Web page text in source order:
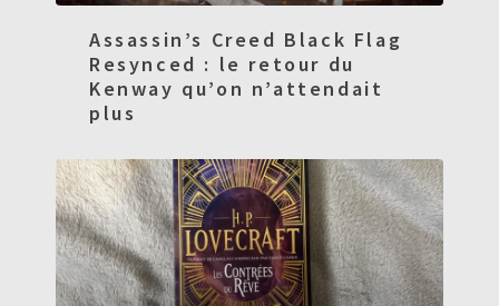
Assassin’s Creed Black Flag
Resynced : le retour du
Kenway qu’on n’attendait
plus